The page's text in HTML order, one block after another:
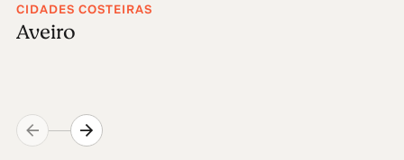
CIDADES COSTEIRAS
Aveiro